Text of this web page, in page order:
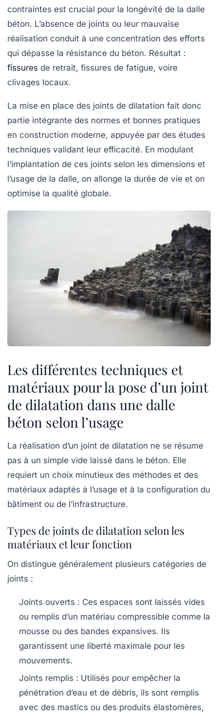
contraintes est crucial pour la longévité de la dalle
béton. L’absence de joints ou leur mauvaise
réalisation conduit à une concentration des efforts
qui dépasse la résistance du béton. Résultat :
fissures de retrait, fissures de fatigue, voire
clivages locaux.
La mise en place des joints de dilatation fait donc
partie intégrante des normes et bonnes pratiques
en construction moderne, appuyée par des études
techniques validant leur efficacité. En modulant
l’implantation de ces joints selon les dimensions et
l’usage de la dalle, on allonge la durée de vie et on
optimise la qualité globale.
Les différentes techniques et
matériaux pour la pose d’un joint
de dilatation dans une dalle
béton selon l’usage
La réalisation d’un joint de dilatation ne se résume
pas à un simple vide laissé dans le béton. Elle
requiert un choix minutieux des méthodes et des
matériaux adaptés à l’usage et à la configuration du
bâtiment ou de l’infrastructure.
Types de joints de dilatation selon les
matériaux et leur fonction
On distingue généralement plusieurs catégories de
joints :
Joints ouverts : Ces espaces sont laissés vides
ou remplis d’un matériau compressible comme la
mousse ou des bandes expansives. Ils
garantissent une liberté maximale pour les
mouvements.
Joints remplis : Utilisés pour empêcher la
pénétration d’eau et de débris, ils sont remplis
avec des mastics ou des produits élastomères,